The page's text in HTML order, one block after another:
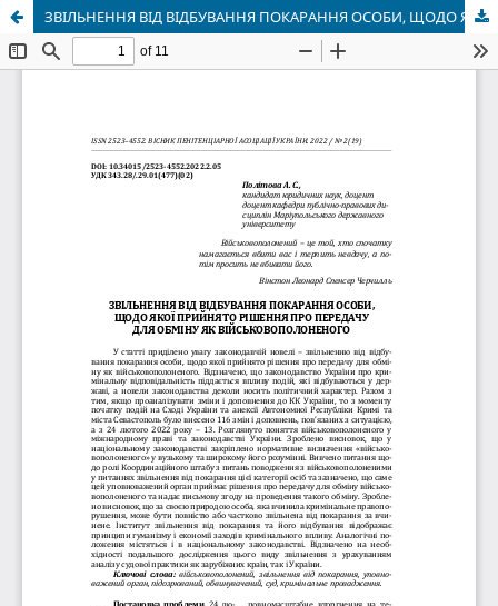
ЗВІЛЬНЕННЯ ВІД ВІДБУВАННЯ ПОКАРАННЯ ОСОБИ, ЩОДО ЯКОЇ ПРИЙНЯТО РІШЕННЯ ПРО ПЕРЕДАЧУ ДЛЯ ОБМІНУ ЯК ВІЙСЬКОВОПОЛОНЕНОГО